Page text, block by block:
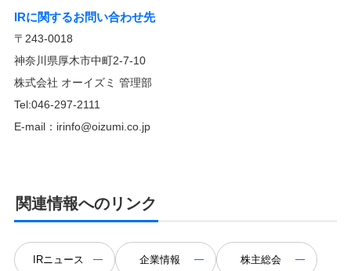
IRに関するお問い合わせ先
〒243-0018
神奈川県厚木市中町2-7-10
株式会社 オーイズミ 管理部
Tel:046-297-2111
E-mail：irinfo@oizumi.co.jp
関連情報へのリンク
IRニュース 企業情報 株主総会